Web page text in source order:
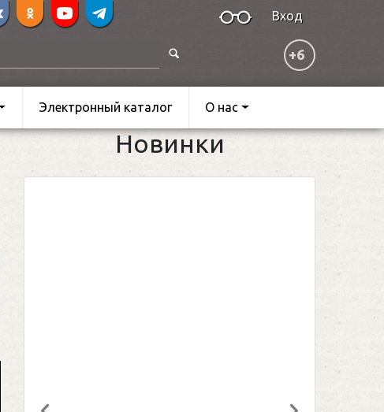
Вход
+6
Электронный каталог О нас
Новинки